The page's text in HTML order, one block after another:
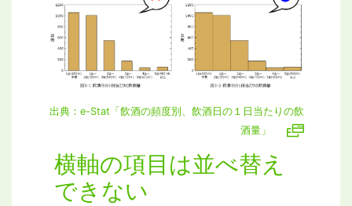
出典：e-Stat「飲酒の頻度別、飲酒日の１日当たりの飲
酒量」
横軸の項目は並べ替え
できない